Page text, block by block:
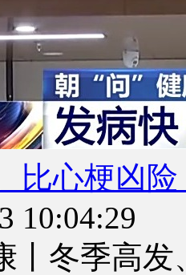
比心梗凶
10:04:29
丨冬季高